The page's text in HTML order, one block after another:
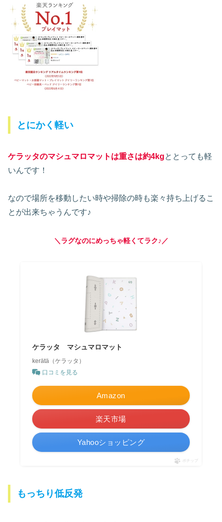
とにかく軽い
ケラッタのマシュマロマットは重さは約4kgととっても軽
いんです！
なので場所を移動したい時や掃除の時も楽々持ち上げるこ
とが出来ちゃうんです♪
＼ラグなのにめっちゃ軽くてラク♪／
ケラッタ マシュマロマット
kerätä（ケラッタ）
口コミを見る
Amazon
楽天市場
Yahooショッピング
ポチップ
もっちり低反発